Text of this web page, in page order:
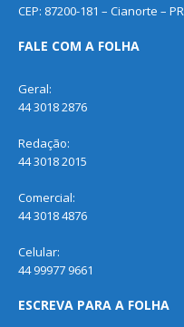
CEP: 87200-181 – Cianorte – PR
FALE COM A FOLHA
Geral:
44 3018 2876
Redação:
44 3018 2015
Comercial:
44 3018 4876
Celular:
44 99977 9661
ESCREVA PARA A FOLHA